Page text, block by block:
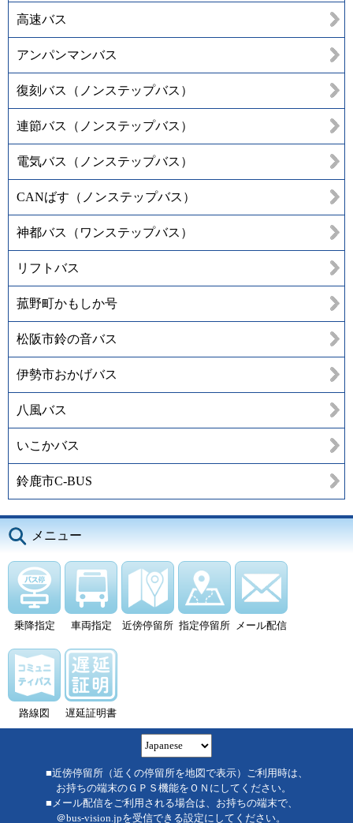
高速バス
アンパンマンバス
復刻バス（ノンステップバス）
連節バス（ノンステップバス）
電気バス（ノンステップバス）
CANばす（ノンステップバス）
神都バス（ワンステップバス）
リフトバス
菰野町かもしか号
松阪市鈴の音バス
伊勢市おかげバス
八風バス
いこかバス
鈴鹿市C-BUS
メニュー
乗降指定 車両指定 近傍停留所 指定停留所 メール配信
路線図 遅延証明書
■近傍停留所（近くの停留所を地図で表示）ご利用時は、
お持ちの端末のＧＰＳ機能をＯＮにしてください。
■メール配信をご利用される場合は、お持ちの端末で、
＠bus-vision.jpを受信できる設定にしてください。